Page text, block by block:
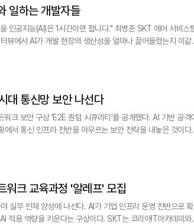
일하는 개발자들
시간이면 합니다." 최병준 SKT 에어 서비스팀
뷰에서 AI가 개발 현장의 생산성을 얼마나 끌어올렸는지 이같
의 '동료' 역할을 하면서 업무 방식 자체가 바뀌고 있다는 것이
대 통신망 보안 나선다
크 보안 구상 'E2E 퀀텀 시큐리티'를 공개했다. AI 기반 공격
서 통신 인프라 전반을 아우르는 보안 전략을 내놓은 것이다.
학회 하계종합학술발표회' 특별 세션에서 이 같은 구상을 발
크 교육과정 '알레프' 모집
실무 인재 양성에 나선다. AI가 기업 인프라 운영 전반으로 확
다는 구상이다. SKT는 코리아IT아카데미와